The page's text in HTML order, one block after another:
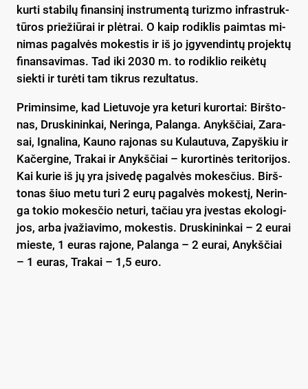
kur­ti sta­bi­lų fi­nan­si­nį inst­ru­men­tą tu­riz­mo inf­rast­ruk­
tū­ros prie­žiū­rai ir plėt­rai. O kaip ro­dik­lis paim­tas mi­
ni­mas pa­gal­vės mo­kes­tis ir iš jo įgy­ven­din­tų pro­jek­tų
fi­nan­sa­vi­mas. Tad iki 2030 m. to ro­dik­lio rei­kė­tų
siek­ti ir tu­rė­ti tam tik­rus re­zul­ta­tus.
Pri­min­si­me, kad Lie­tu­vo­je yra ke­tu­ri ku­ror­tai: Birš­to­
nas, Drus­ki­nin­kai, Ne­rin­ga, Pa­lan­ga. Anykš­čiai, Za­ra­
sai, Ig­na­li­na, Kau­no ra­jo­nas su Ku­lau­tu­va, Za­pyš­kiu ir
Ka­čer­gi­ne, Tra­kai ir Anykš­čiai – ku­ror­ti­nės te­ri­to­ri­jos.
Kai ku­rie iš jų yra įsi­ve­dę pa­gal­vės mo­kes­čius. Birš­
to­nas šiuo me­tu tu­ri 2 eu­rų pa­gal­vės mo­kes­tį, Ne­rin­
ga to­kio mo­kes­čio ne­tu­ri, ta­čiau yra įves­tas eko­lo­gi­
jos, ar­ba įva­žia­vi­mo, mo­kes­tis. Drus­ki­nin­kai – 2 eu­rai
mies­te, 1 eu­ras ra­jo­ne, Pa­lan­ga – 2 eu­rai, Anykš­čiai
– 1 eu­ras, Tra­kai – 1,5 eu­ro.